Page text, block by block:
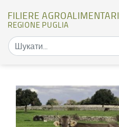
FILIERE AGROALIMENTARI
REGIONE PUGLIA